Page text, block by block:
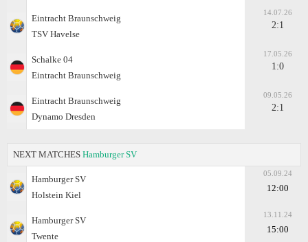
Eintracht Braunschweig
TSV Havelse
14.07.26
2:1
Schalke 04
Eintracht Braunschweig
17.05.26
1:0
Eintracht Braunschweig
Dynamo Dresden
09.05.26
2:1
NEXT MATCHES Hamburger SV
Hamburger SV
Holstein Kiel
05.09.24
12:00
Hamburger SV
Twente
13.11.24
15:00